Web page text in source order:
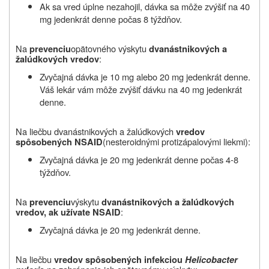
Ak sa vred úplne nezahojil, dávka sa môže zvýšiť na 40
mg jedenkrát denne počas 8 týždňov.
Naprevenciuopätovného výskytu dvanástnikových a
žalúdkových vredov:
Zvyčajná dávka je 10 mg alebo 20 mg jedenkrát denne.
Váš lekár vám môže zvýšiť dávku na 40 mg jedenkrát
denne.
Na liečbu dvanástnikových a žalúdkovýchvredov
spôsobených NSAID(nesteroidnými protizápalovými liekmi):
Zvyčajná dávka je 20 mg jedenkrát denne počas 4-8
týždňov.
Naprevenciuvýskytu dvanástnikových a žalúdkových
vredov, ak užívate NSAID:
Zvyčajná dávka je 20 mg jedenkrát denne.
Na liečbu vredov spôsobených infekciou Helicobacter